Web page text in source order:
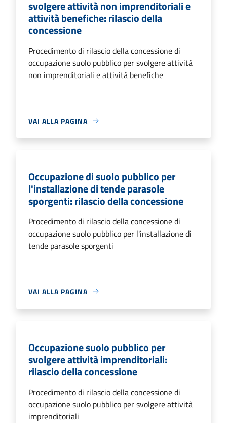
svolgere attività non imprenditoriali e
attività benefiche: rilascio della
concessione
Procedimento di rilascio della concessione di
occupazione suolo pubblico per svolgere attività
non imprenditoriali e attività benefiche
VAI ALLA PAGINA
Occupazione di suolo pubblico per
l'installazione di tende parasole
sporgenti: rilascio della concessione
Procedimento di rilascio della concessione di
occupazione suolo pubblico per l'installazione di
tende parasole sporgenti
VAI ALLA PAGINA
Occupazione suolo pubblico per
svolgere attività imprenditoriali:
rilascio della concessione
Procedimento di rilascio della concessione di
occupazione suolo pubblico per svolgere attività
imprenditoriali